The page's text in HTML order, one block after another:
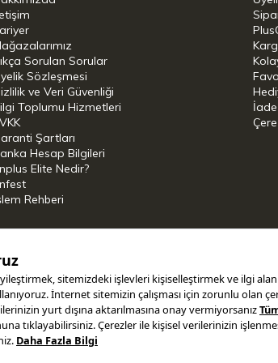
sağlar.
çelik kap: 0,6 litre
Sorulan Sorular
Sözleşmesi
ve Veri Güvenliği
Toplumu Hizmetleri
Şartları
Hesap Bilgileri
Elite Nedir?
Rehberi